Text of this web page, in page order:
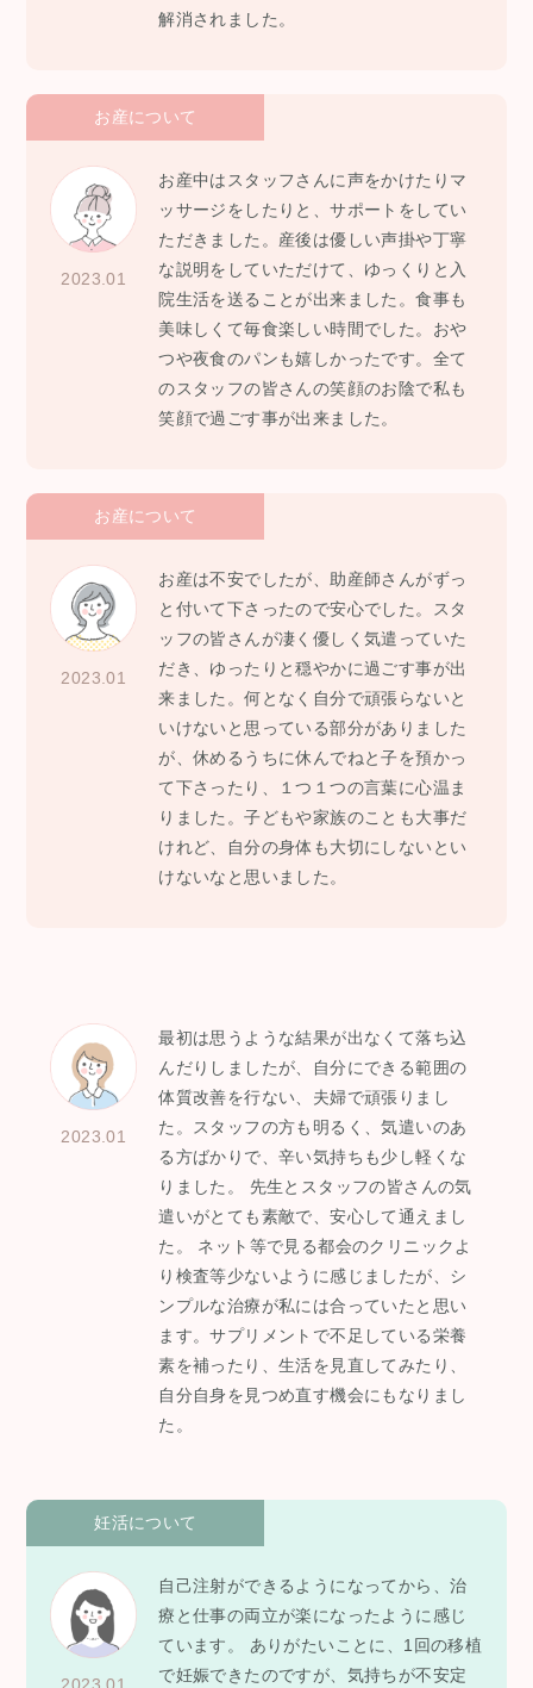
解消されました。
お産について
2023.01
お産中はスタッフさんに声をかけたりマ
ッサージをしたりと、サポートをしてい
ただきました。産後は優しい声掛や丁寧
な説明をしていただけて、ゆっくりと入
院生活を送ることが出来ました。食事も
美味しくて毎食楽しい時間でした。おや
つや夜食のパンも嬉しかったです。全て
のスタッフの皆さんの笑顔のお陰で私も
笑顔で過ごす事が出来ました。
お産について
2023.01
お産は不安でしたが、助産師さんがずっ
と付いて下さったので安心でした。スタ
ッフの皆さんが凄く優しく気遣っていた
だき、ゆったりと穏やかに過ごす事が出
来ました。何となく自分で頑張らないと
いけないと思っている部分がありました
が、休めるうちに休んでねと子を預かっ
て下さったり、１つ１つの言葉に心温ま
りました。子どもや家族のことも大事だ
けれど、自分の身体も大切にしないとい
けないなと思いました。
2023.01
最初は思うような結果が出なくて落ち込
んだりしましたが、自分にできる範囲の
体質改善を行ない、夫婦で頑張りまし
た。スタッフの方も明るく、気遣いのあ
る方ばかりで、辛い気持ちも少し軽くな
りました。 先生とスタッフの皆さんの気
遣いがとても素敵で、安心して通えまし
た。 ネット等で見る都会のクリニックよ
り検査等少ないように感じましたが、シ
ンプルな治療が私には合っていたと思い
ます。サプリメントで不足している栄養
素を補ったり、生活を見直してみたり、
自分自身を見つめ直す機会にもなりまし
た。
妊活について
2023.01
自己注射ができるようになってから、治
療と仕事の両立が楽になったように感じ
ています。 ありがたいことに、1回の移植
で妊娠できたのですが、気持ちが不安定